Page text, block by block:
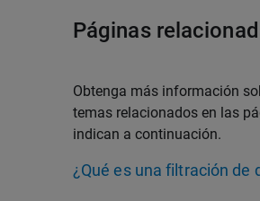
Páginas
Obtenga más información
temas relacionados en las
indican a continuación.
¿Qué es una filtración de